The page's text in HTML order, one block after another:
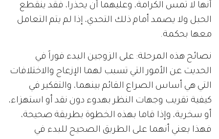
أنها لا تمس الكرامة، وعليهما أن يحذرا، فقد ينقطع
الحبل ولا يصمد أمام ذلك التحدي، إذا لم يتم التعامل
معها بحكمة.
نصائح هذه المرحلة: على الزوجين البدء فوراً في
الحديث عن الأمور التي تسبب لهما الإزعاج والاختلافات
التي هي أساس الصراع القائم بينهما، والتفكير في
كيفية تقريب وجهات النظر بهدوء دون نقد أو استهزاء،
أو سخرية، وإذا قاما بهذه الخطوة بطريقة صحيحة،
فهذا يعني أنهما على الطريق الصحيح للبدء في